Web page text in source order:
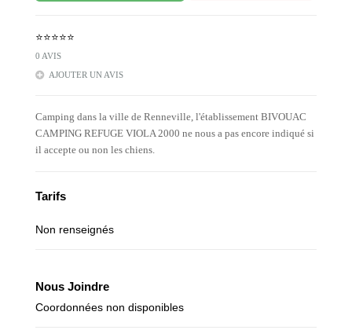
⭐⭐⭐⭐⭐
0 AVIS
AJOUTER UN AVIS
Camping dans la ville de Renneville, l'établissement BIVOUAC
CAMPING REFUGE VIOLA 2000 ne nous a pas encore indiqué si
il accepte ou non les chiens.
Tarifs
Non renseignés
Nous Joindre
Coordonnées non disponibles